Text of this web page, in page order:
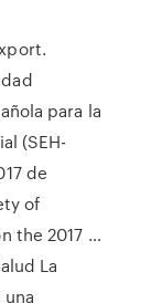
para la
(SEH-
de
of
the 2017 …
La